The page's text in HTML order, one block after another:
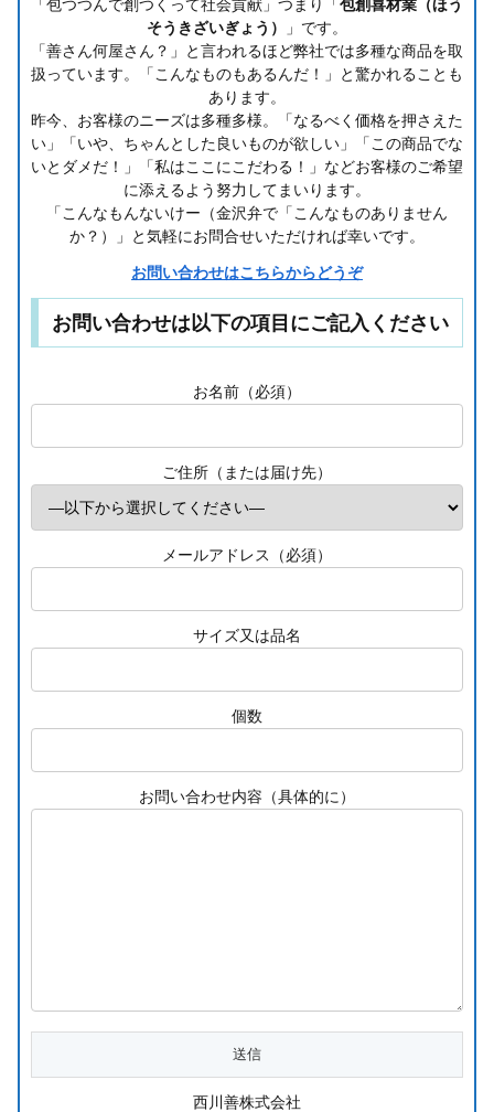
「包つつんで創つくって社会貢献」つまり「 包創喜材業（ほう
そうきざいぎょう）
」です。
「善さん何屋さん？」と言われるほど弊社では多種な商品を取
扱っています。「こんなものもあるんだ！」と驚かれることも
あります。
昨今、お客様のニーズは多種多様。「なるべく価格を押さえた
い」「いや、ちゃんとした良いものが欲しい」「この商品でな
いとダメだ！」「私はここにこだわる！」などお客様のご希望
に添えるよう努力してまいります。
「こんなもんないけー（金沢弁で「こんなものありません
か？）」と気軽にお問合せいただければ幸いです。
お問い合わせはこちらからどうぞ
お問い合わせは以下の項目にご記入ください
お名前（必須）
ご住所（または届け先）
メールアドレス（必須）
サイズ又は品名
個数
お問い合わせ内容（具体的に）
西川善株式会社